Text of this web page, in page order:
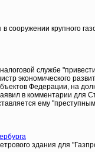
сооружении крупного
службе
экономического
Федерации, на
в комментарии
ему
здания для